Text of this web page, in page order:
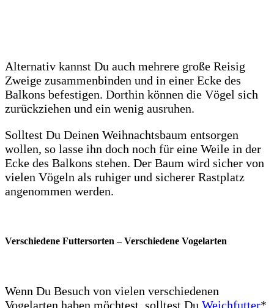
Alternativ kannst Du auch mehrere große Reisig
Zweige zusammenbinden und in einer Ecke des
Balkons befestigen. Dorthin können die Vögel sich
zurückziehen und ein wenig ausruhen.
Solltest Du Deinen Weihnachtsbaum entsorgen
wollen, so lasse ihn doch noch für eine Weile in der
Ecke des Balkons stehen. Der Baum wird sicher von
vielen Vögeln als ruhiger und sicherer Rastplatz
angenommen werden.
Verschiedene Futtersorten – Verschiedene Vogelarten
Wenn Du Besuch von vielen verschiedenen
Vogelarten haben möchtest, solltest Du Weichfutter*